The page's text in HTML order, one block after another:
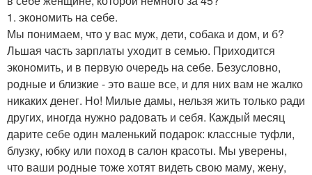
1. экономить на себе.
Мы понимаем, что у вас муж, дети, собака и дом, и б?
Льшая часть зарплаты уходит в семью. Приходится
экономить, и в первую очередь на себе. Безусловно,
родные и близкие - это ваше все, и для них вам не жалко
никаких денег. Но! Милые дамы, нельзя жить только ради
других, иногда нужно радовать и себя. Каждый месяц
дарите себе один маленький подарок: классные туфли,
блузку, юбку или поход в салон красоты. Мы уверены,
что ваши родные тоже хотят видеть свою маму, жену,